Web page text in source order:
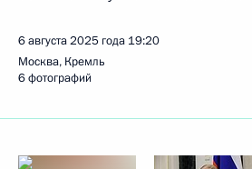
6 августа 2025 года 19:20
Москва, Кремль
6 фотографий